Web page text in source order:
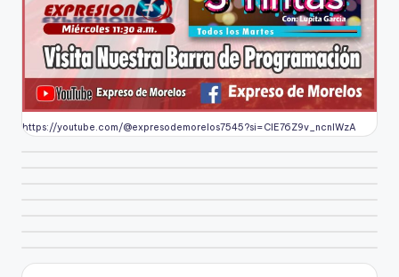
https://youtube.com/@expresodemorelos7545?si=CIE76Z9v_ncnlWzA